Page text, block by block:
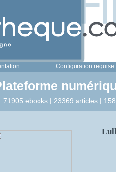
Configuration requise
71905 ebooks | 23369 articles |